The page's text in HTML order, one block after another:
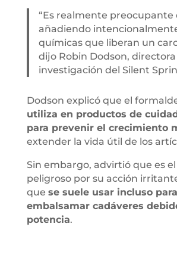
“Es realmente preocupante
añadiendo
químicas que liberan un
dijo Robin Dodson,
investigación del Silent
Dodson explicó que el
utiliza en productos de
para prevenir el crecimiento
extender la vida útil de los
Sin embargo, advirtió que es el
peligroso por su acción
que se suele usar incluso para
embalsamar cadáveres
potencia.